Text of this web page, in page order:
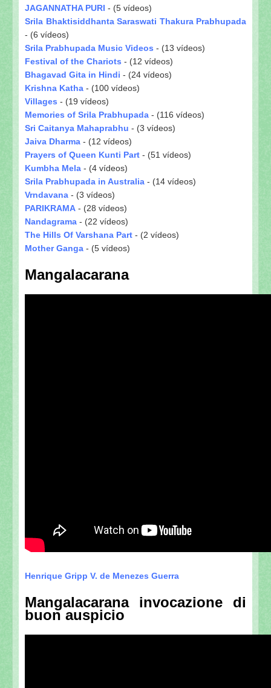
JAGANNATHA PURI - (5 vídeos)
Srila Bhaktisiddhanta Saraswati Thakura Prabhupada
- (6 vídeos)
Srila Prabhupada Music Videos - (13 vídeos)
Festival of the Chariots - (12 vídeos)
Bhagavad Gita in Hindi - (24 vídeos)
Krishna Katha - (100 vídeos)
Villages - (19 vídeos)
Memories of Srila Prabhupada - (116 vídeos)
Sri Caitanya Mahaprabhu - (3 vídeos)
Jaiva Dharma - (12 vídeos)
Prayers of Queen Kunti Part - (51 vídeos)
Kumbha Mela - (4 vídeos)
Srila Prabhupada in Australia - (14 vídeos)
Vrndavana - (3 vídeos)
PARIKRAMA - (28 vídeos)
Nandagrama - (22 vídeos)
The Hills Of Varshana Part - (2 vídeos)
Mother Ganga - (5 vídeos)
Mangalacarana
Henrique Gripp V. de Menezes Guerra
Mangalacarana invocazione di
buon auspicio